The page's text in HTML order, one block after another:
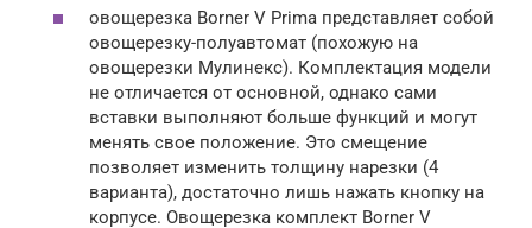
овощерезка Borner V Prima представляет собой
овощерезку-полуавтомат (похожую на
овощерезки Мулинекс). Комплектация модели
не отличается от основной, однако сами
вставки выполняют больше функций и могут
менять свое положение. Это смещение
позволяет изменить толщину нарезки (4
варианта), достаточно лишь нажать кнопку на
корпусе. Овощерезка комплект Borner V